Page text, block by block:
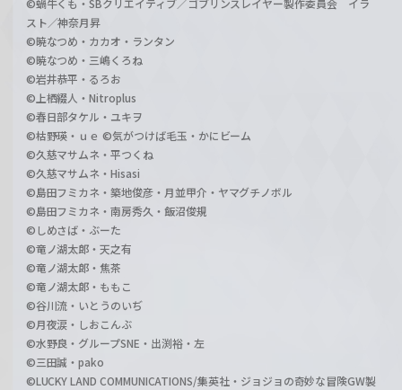
スト／神奈月昇
©暁なつめ・カカオ・ランタン
©暁なつめ・三嶋くろね
©岩井恭平・るろお
©上栖綴人・Nitroplus
©春日部タケル・ユキヲ
©枯野瑛・ｕｅ ©気がつけば毛玉・かにビーム
©久慈マサムネ・平つくね
©久慈マサムネ・Hisasi
©島田フミカネ・築地俊彦・月並甲介・ヤマグチノボル
©島田フミカネ・南房秀久・飯沼俊規
©しめさば・ぶーた
©竜ノ湖太郎・天之有
©竜ノ湖太郎・焦茶
©竜ノ湖太郎・ももこ
©谷川流・いとうのいぢ
©月夜涙・しおこんぶ
©水野良・グループSNE・出渕裕・左
©三田誠・pako
©LUCKY LAND COMMUNICATIONS/集英社・ジョジョの奇妙な冒険GW製